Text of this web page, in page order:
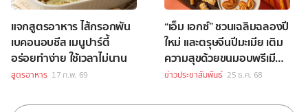
แจกสูตรอาหาร ไส้กรอกพัน
เบคอนอบชีส เมนูปาร์ตี้
อร่อยทำง่าย ใช้เวลาไม่นาน
สูตรอาหาร 17 ก.พ. 69
“เอ็ม เอกซ์” ชวนเฉลิมฉลองปี
ใหม่ และตรุษจีนปีมะเมีย เติม
ความสุขด้วยขนมอบพรีเมียม
ดีไซน์พิเศษ สไตล์ฮ่องกง
ข่าวประชาสัมพันธ์ 25 ธ.ค. 68